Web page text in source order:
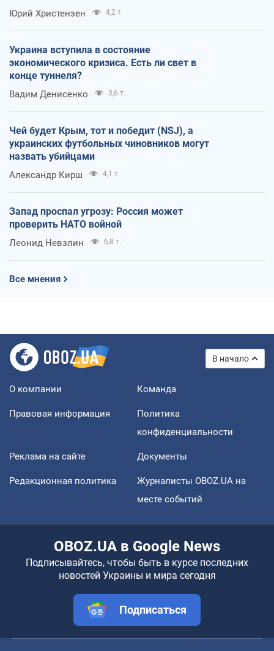
Юрий Христензен 4,2 т.
Украина вступила в состояние
экономического кризиса. Есть ли свет в
конце туннеля?
Вадим Денисенко 3,6 т.
Чей будет Крым, тот и победит (NSJ), а
украинских футбольных чиновников могут
назвать убийцами
Александр Кирш 4,1 т.
Запад проспал угрозу: Россия может
проверить НАТО войной
Леонид Невзлин 6,8 т.
Все мнения
В начало
О компании Команда
Правовая информация
Политика
конфиденциальности
Реклама на сайте Документы
Редакционная политика
Журналисты OBOZ.UA на
месте событий
OBOZ.UA в Google News
Подписывайтесь, чтобы быть в курсе последних
новостей Украины и мира сегодня
Подписаться